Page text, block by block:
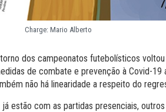
Charge: Mario Alberto
dos campeonatos futebolísticos
de combate e prevenção à Covid-19
não há linearidade a respeito do
estão com as partidas presenciais,